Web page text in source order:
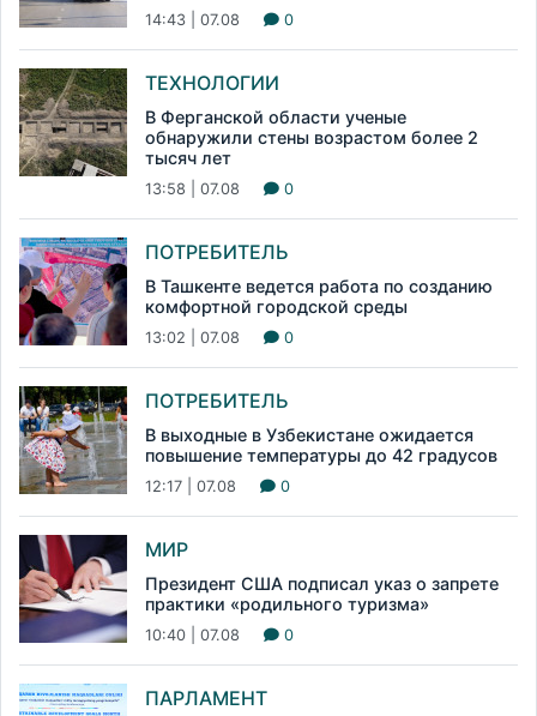
14:43 | 07.08 0
ТЕХНОЛОГИИ
В Ферганской области ученые
обнаружили стены возрастом более 2
тысяч лет
13:58 | 07.08 0
ПОТРЕБИТЕЛЬ
В Ташкенте ведется работа по созданию
комфортной городской среды
13:02 | 07.08 0
ПОТРЕБИТЕЛЬ
В выходные в Узбекистане ожидается
повышение температуры до 42 градусов
12:17 | 07.08 0
МИР
Президент США подписал указ о запрете
практики «родильного туризма»
10:40 | 07.08 0
ПАРЛАМЕНТ